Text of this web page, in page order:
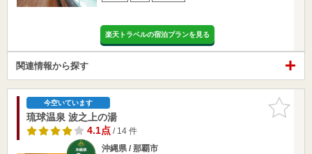
楽天トラベルの宿泊プランを見る
関連情報から探す
お気に入
りに追加
今空いています
琉球温泉 波之上の湯
4.1点/ 14 件
沖縄県 / 那覇市